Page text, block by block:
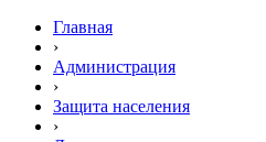
Главная
›
Администрация
›
Защита населения
›